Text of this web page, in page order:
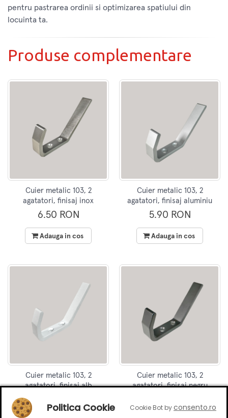
pentru pastrarea ordinii si optimizarea spatiului din
locuinta ta.
Produse complementare
Cuier metalic 103, 2
agatatori, finisaj inox
6.50 RON
Adauga in cos
Cuier metalic 103, 2
agatatori, finisaj aluminiu
5.90 RON
Adauga in cos
Cuier metalic 103, 2
agatatori, finisaj alb
Cuier metalic 103, 2
agatatori, finisaj negru
Politica Cookie Cookie Bot byconsento.ro